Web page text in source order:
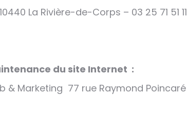
La Rivière-de-Corps – 03 25 71 51 11
du site Internet :
& Marketing 77 rue Raymond Poincaré